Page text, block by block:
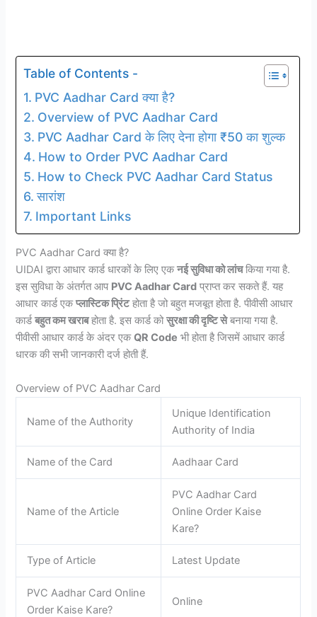
Table of Contents -
PVC Aadhar Card क्या है?
Overview of PVC Aadhar Card
PVC Aadhar Card के लिए देना होगा ₹50 का शुल्क
How to Order PVC Aadhar Card
How to Check PVC Aadhar Card Status
सारांश
Important Links
PVC Aadhar Card क्या है?
UIDAI द्वारा आधार कार्ड धारकों के लिए एकनई सुविधा को लांचकिया गया है.
इस सुविधा के अंतर्गत आप PVC Aadhar Card प्राप्त कर सकते हैं. यह
आधार कार्ड एकप्लास्टिक प्रिंटहोता है जो बहुत मजबूत होता है. पीवीसी आधार
कार्डबहुत कम खराबहोता है. इस कार्ड कोसुरक्षा की दृष्टि सेबनाया गया है.
पीवीसी आधार कार्ड के अंदर एकQR Code भी होता है जिसमें आधार कार्ड
धारक की सभी जानकारी दर्ज होती हैं.
Overview of PVC Aadhar Card
Name of the Authority
Unique Identification
Authority of India
Name of the Card Aadhaar Card
Name of the Article
PVC Aadhar Card
Online Order Kaise
Kare?
Type of Article Latest Update
PVC Aadhar Card Online
Order Kaise Kare?
Online